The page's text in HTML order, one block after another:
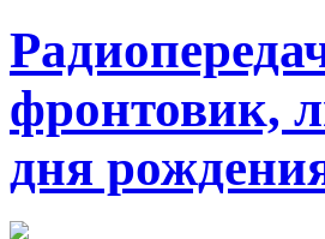
фронтовик,
дня